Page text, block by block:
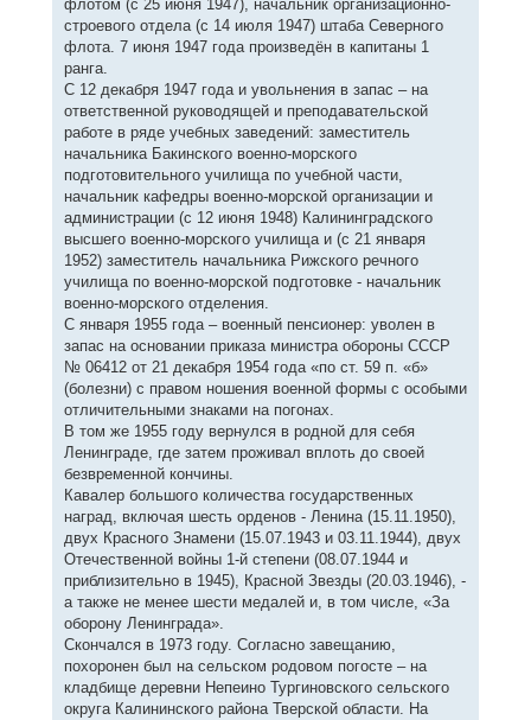
флотом (с 25 июня 1947), начальник организационно-
строевого отдела (с 14 июля 1947) штаба Северного
флота. 7 июня 1947 года произведён в капитаны 1
ранга.
С 12 декабря 1947 года и увольнения в запас – на
ответственной руководящей и преподавательской
работе в ряде учебных заведений: заместитель
начальника Бакинского военно-морского
подготовительного училища по учебной части,
начальник кафедры военно-морской организации и
администрации (с 12 июня 1948) Калининградского
высшего военно-морского училища и (с 21 января
1952) заместитель начальника Рижского речного
училища по военно-морской подготовке - начальник
военно-морского отделения.
С января 1955 года – военный пенсионер: уволен в
запас на основании приказа министра обороны СССР
№ 06412 от 21 декабря 1954 года «по ст. 59 п. «б»
(болезни) с правом ношения военной формы с особыми
отличительными знаками на погонах.
В том же 1955 году вернулся в родной для себя
Ленинграде, где затем проживал вплоть до своей
безвременной кончины.
Кавалер большого количества государственных
наград, включая шесть орденов - Ленина (15.11.1950),
двух Красного Знамени (15.07.1943 и 03.11.1944), двух
Отечественной войны 1-й степени (08.07.1944 и
приблизительно в 1945), Красной Звезды (20.03.1946), -
а также не менее шести медалей и, в том числе, «За
оборону Ленинграда».
Скончался в 1973 году. Согласно завещанию,
похоронен был на сельском родовом погосте – на
кладбище деревни Непеино Тургиновского сельского
округа Калининского района Тверской области. На